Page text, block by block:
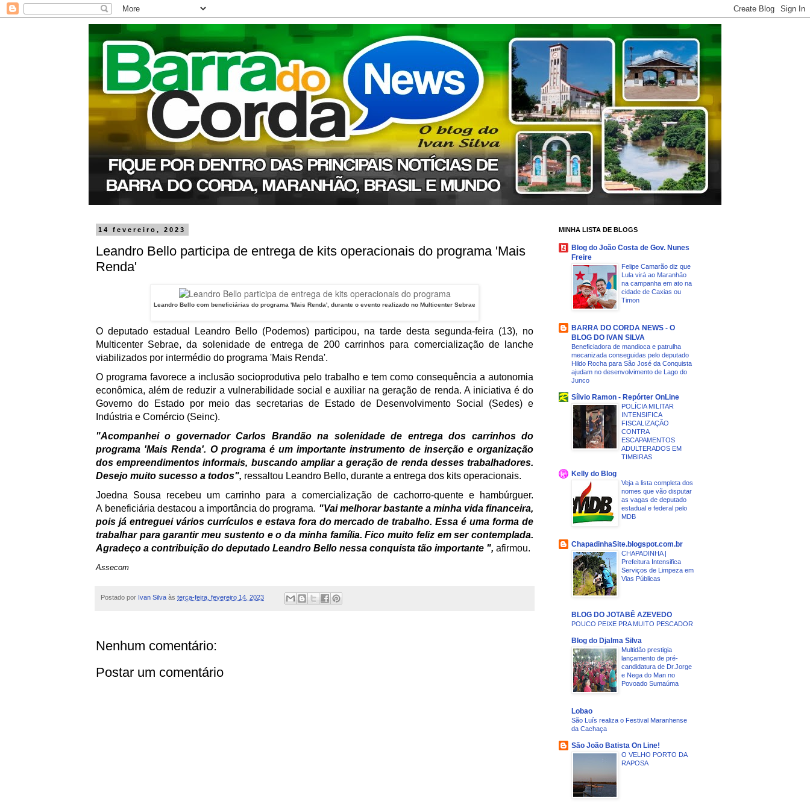
14 fevereiro, 2023
Leandro Bello participa de entrega de kits operacionais do programa 'Mais
Renda'
Leandro Bello com beneficiárias do programa 'Mais Renda', durante o evento realizado no Multicenter Sebrae
O deputado estadual Leandro Bello (Podemos) participou, na tarde desta segunda-feira (13), no
Multicenter Sebrae, da solenidade de entrega de 200 carrinhos para comercialização de lanche
viabilizados por intermédio do programa 'Mais Renda'.
O programa favorece a inclusão socioprodutiva pelo trabalho e tem como consequência a autonomia
econômica, além de reduzir a vulnerabilidade social e auxiliar na geração de renda. A iniciativa é do
Governo do Estado por meio das secretarias de Estado de Desenvolvimento Social (Sedes) e
Indústria e Comércio (Seinc).
"Acompanhei o governador Carlos Brandão na solenidade de entrega dos carrinhos do
programa 'Mais Renda'. O programa é um importante instrumento de inserção e organização
dos empreendimentos informais, buscando ampliar a geração de renda desses trabalhadores.
Desejo muito sucesso a todos", ressaltou Leandro Bello, durante a entrega dos kits operacionais.
Joedna Sousa recebeu um carrinho para a comercialização de cachorro-quente e hambúrguer.
A beneficiária destacou a importância do programa. "Vai melhorar bastante a minha vida financeira,
pois já entreguei vários currículos e estava fora do mercado de trabalho. Essa é uma forma de
trabalhar para garantir meu sustento e o da minha família. Fico muito feliz em ser contemplada.
Agradeço a contribuição do deputado Leandro Bello nessa conquista tão importante ", afirmou.
Assecom
Postado por Ivan Silva às terça-feira, fevereiro 14, 2023
Nenhum comentário:
Postar um comentário
MINHA LISTA DE BLOGS
Blog do João Costa de Gov. Nunes
Freire
Felipe Camarão diz que
Lula virá ao Maranhão
na campanha em ato na
cidade de Caxias ou
Timon
BARRA DO CORDA NEWS - O
BLOG DO IVAN SILVA
Beneficiadora de mandioca e patrulha
mecanizada conseguidas pelo deputado
Hildo Rocha para São José da Conquista
ajudam no desenvolvimento de Lago do
Junco
Sílvio Ramon - Repórter OnLine
POLÍCIA MILITAR
INTENSIFICA
FISCALIZAÇÃO
CONTRA
ESCAPAMENTOS
ADULTERADOS EM
TIMBIRAS
Kelly do Blog
Veja a lista completa dos
nomes que vão disputar
as vagas de deputado
estadual e federal pelo
MDB
ChapadinhaSite.blogspot.com.br
CHAPADINHA |
Prefeitura Intensifica
Serviços de Limpeza em
Vias Públicas
BLOG DO JOTABÊ AZEVEDO
POUCO PEIXE PRA MUITO PESCADOR
Blog do Djalma Silva
Multidão prestigia
lançamento de pré-
candidatura de Dr.Jorge
e Nega do Man no
Povoado Sumaúma
Lobao
São Luís realiza o Festival Maranhense
da Cachaça
São João Batista On Line!
O VELHO PORTO DA
RAPOSA